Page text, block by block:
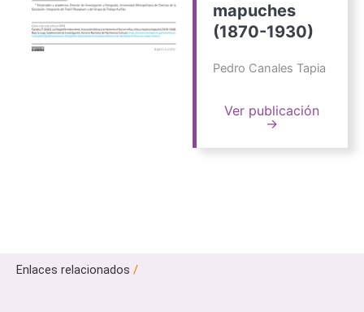
mapuches
(1870-1930)
Pedro Canales Tapia
Ver publicación
→
Enlaces relacionados /